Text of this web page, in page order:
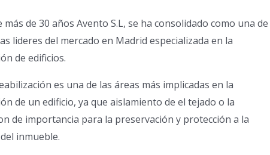
más de 30 años Avento S.L, se ha consolidado como una de
lideres del mercado en Madrid especializada en la
de edificios.
es una de las áreas más implicadas en la
de un edificio, ya que aislamiento de el tejado o la
de importancia para la preservación y protección a la
inmueble.